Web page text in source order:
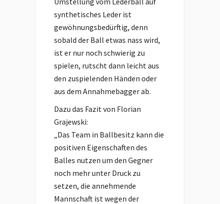
synthetisches Leder ist
gewöhnungsbedürftig, denn
sobald der Ball etwas nass wird,
ist er nur noch schwierig zu
spielen, rutscht dann leicht aus
den zuspielenden Händen oder
aus dem Annahmebagger ab.
Dazu das Fazit von Florian
Grajewski:
„Das Team in Ballbesitz kann die
positiven Eigenschaften des
Balles nutzen um den Gegner
noch mehr unter Druck zu
setzen, die annehmende
Mannschaft ist wegen der